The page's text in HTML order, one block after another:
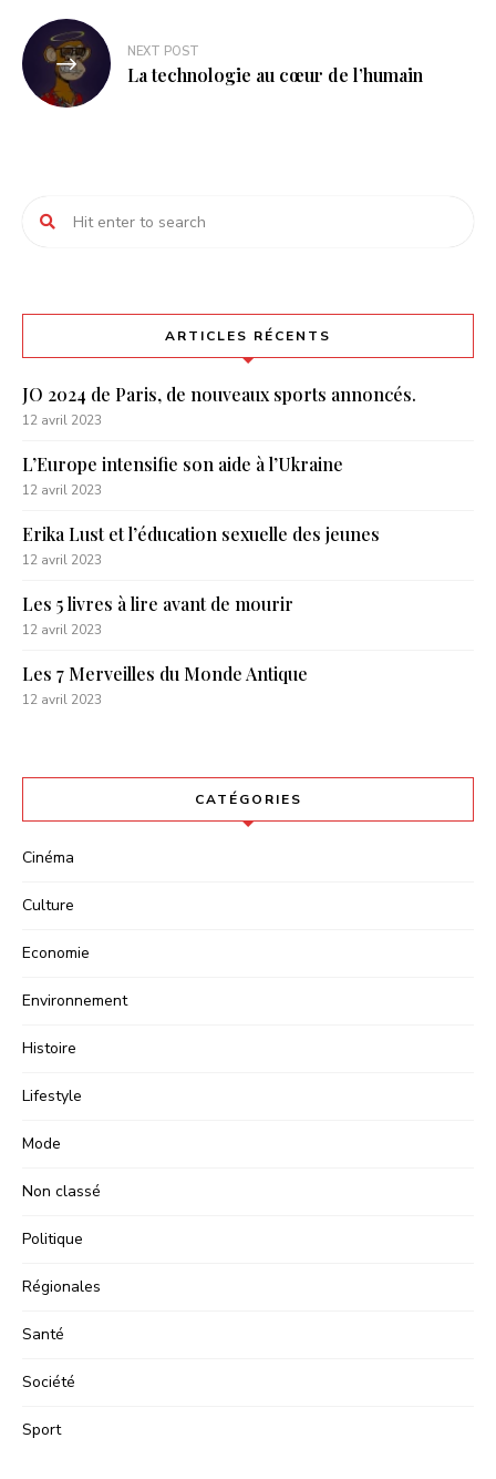
NEXT POST
La technologie au cœur de l’humain
ARTICLES RÉCENTS
JO 2024 de Paris, de nouveaux sports annoncés.
12 avril 2023
L’Europe intensifie son aide à l’Ukraine
12 avril 2023
Erika Lust et l’éducation sexuelle des jeunes
12 avril 2023
Les 5 livres à lire avant de mourir
12 avril 2023
Les 7 Merveilles du Monde Antique
12 avril 2023
CATÉGORIES
Cinéma
Culture
Economie
Environnement
Histoire
Lifestyle
Mode
Non classé
Politique
Régionales
Santé
Société
Sport